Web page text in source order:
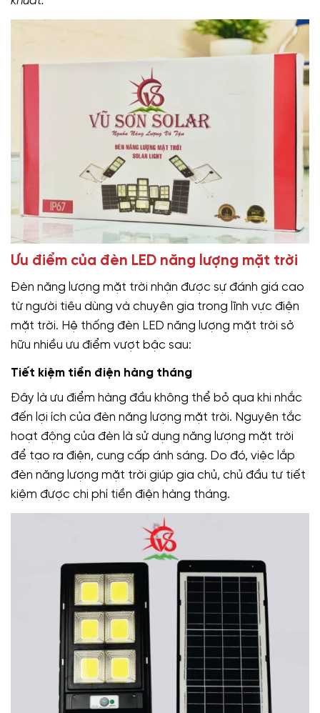
Ưu điểm của đèn LED năng lượng mặt trời
Đèn năng lượng mặt trời nhận được sự đánh giá cao
từ người tiêu dùng và chuyên gia trong lĩnh vực điện
mặt trời. Hệ thống đèn LED năng lượng mặt trời sở
hữu nhiều ưu điểm vượt bậc sau:
Tiết kiệm tiền điện hàng tháng
Đây là ưu điểm hàng đầu không thể bỏ qua khi nhắc
đến lợi ích của đèn năng lượng mặt trời. Nguyên tắc
hoạt động của đèn là sử dụng năng lượng mặt trời
để tạo ra điện, cung cấp ánh sáng. Do đó, việc lắp
đèn năng lượng mặt trời giúp gia chủ, chủ đầu tư tiết
kiệm được chi phí tiền điện hàng tháng.